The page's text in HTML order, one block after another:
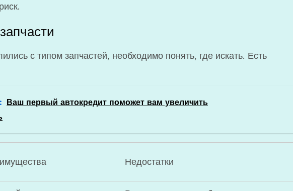
с типом запчастей, необходимо понять, где искать. Есть
Ваш первый автокредит поможет вам увеличить
Недостатки